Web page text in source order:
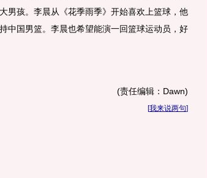
男孩。李晨从《花季雨季》开始喜欢上篮球，他
中国男篮。李晨也希望能演一回篮球运动员，好
(责任编辑：Dawn)
[我来说两句]